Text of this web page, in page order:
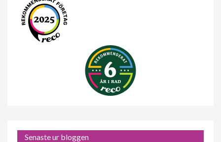
Senaste ur bloggen